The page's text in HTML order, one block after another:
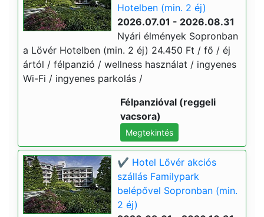
Hotelben (min. 2 éj)
2026.07.01 - 2026.08.31
Nyári élmények Sopronban
a Lövér Hotelben (min. 2 éj) 24.450 Ft / fő / éj
ártól / félpanzió / wellness használat / ingyenes
Wi-Fi / ingyenes parkolás /
Félpanzióval (reggeli
vacsora)
Megtekintés
✔️ Hotel Lővér akciós
szállás Familypark
belépővel Sopronban (min.
2 éj)